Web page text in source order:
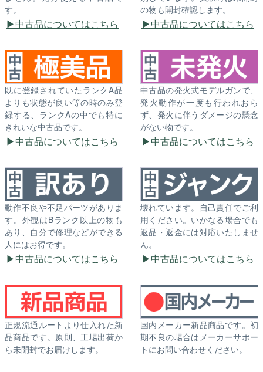
す。
中古品についてはこちら
の物も開封確認します。
中古品についてはこちら
既に登録されていたランクA品
よりも状態が良い等の時のみ登
録する、ランクAの中でも特に
きれいな中古品です。
中古品についてはこちら
中古品の発火式モデルガンで、
発火動作が一度も行われおら
ず、発火に伴うダメージの懸念
がない物です。
中古品についてはこちら
動作不良や不足パーツがありま
す。外観はBランク以上の物も
あり、自分で修理などができる
人にはお得です。
中古品についてはこちら
壊れています。自己責任でご利
用ください。いかなる場合でも
返品・返金には対応いたしませ
ん。
中古品についてはこちら
正規流通ルートより仕入れた新
品商品です。原則、工場出荷か
ら未開封でお届けします。
国内メーカー新品商品です。初
期不良の場合はメーカーサポー
トにお問い合わせください。